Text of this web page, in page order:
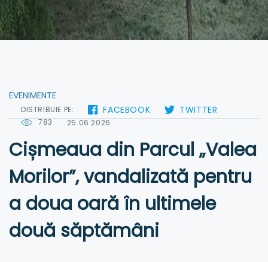
EVENIMENTE
DISTRIBUIE PE: FACEBOOK TWITTER
783 25.06.2026
Cișmeaua din Parcul „Valea
Morilor”, vandalizată pentru
a doua oară în ultimele
două săptămâni